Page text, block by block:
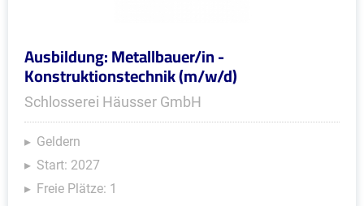
Ausbildung: Metallbauer/in -
Konstruktionstechnik (m/w/d)
Schlosserei Häusser GmbH
Geldern
Start: 2027
Freie Plätze: 1